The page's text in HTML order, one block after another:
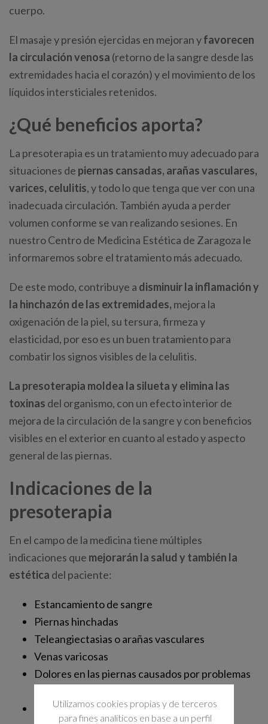
cuerpo.
El masaje y presión ejercidas en mejoran yfavorecen
la circulación venosa (retorno de la sangre desde las
extremidades hacia el corazón) y el movimiento de los
líquidos intersticiales retenidos.
¿Qué beneficios aporta?
La presoterapia es un tratamiento muy adecuado para
situaciones de piernas cansadas, arañas vasculares,
varices, celulitis, y todo lo que tenga que ver con una
inadecuada circulación. También ayuda a perder
volumen conforme se van realizando sesiones. En
nuestro Centro de Medicina Estética de Zaragoza le
informaremos sobre el tratamiento más adecuado.
De este modo, contribuye a disminuir la inflamación y
la hinchazón de las extremidades, mejora la
oxigenación de la piel, su tersura, firmeza y
elasticidad, por eso es un buen tratamiento para
combatir los signos visibles de la celulitis.
La presoterapia moldea la silueta y elimina las
toxinas del organismo, con un efecto interior de
mejora de la circulación de la sangre y con beneficios
visibles en el exterior en cuanto al estado y aspecto
general de las piernas.
Indicaciones de la
presoterapia
En el campo de la medicina tiene múltiples
indicaciones que mejorarán la salud y también la
estética del paciente:
Estancamiento de sangre
Piernas hinchadas
Teleangiectasias o arañas vasculares
Venas varicosas
Dolores en las piernas causados por problemas
Edema premenstrual
Utilizamos cookies propias y de terceros
para fines analíticos en base a un perfil